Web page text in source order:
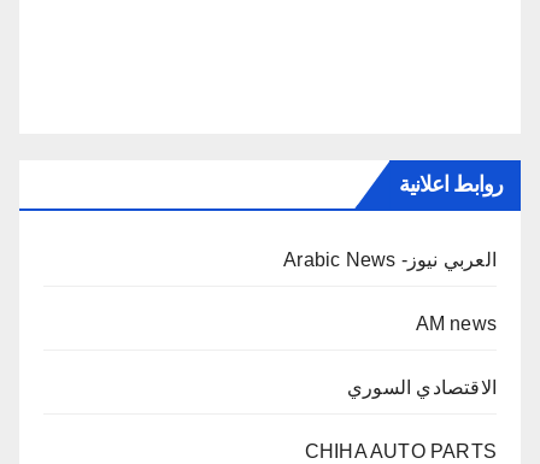
روابط اعلانية
العربي نيوز- Arabic News
AM news
الاقتصادي السوري
CHIHA AUTO PARTS